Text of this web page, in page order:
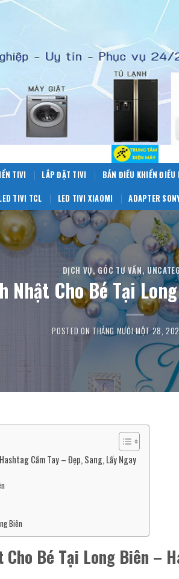
TIVI LẮP ĐẶT TIVI BÁN ĐIỀU KHIỂN ĐIỀU
TIVI TCL LED TIVI XIAOMI ADAPTER
DỊCH VỤ,GÓC TƯ VẤN,
Nhật Cho Bé Tại
POSTED ON THÁNG MƯỜI MỘT 28,
Cầm Tay – Đẹp, Sang, Lấy Ngay
Biên
Bé Tại Long Biên –